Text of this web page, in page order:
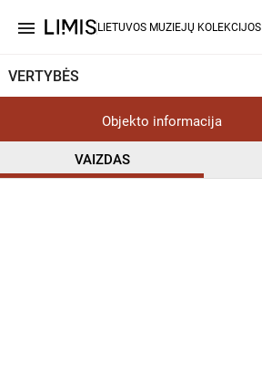
menu LIETUVOS MUZIEJŲ KOLEKCIJOS
VERTYBĖS
Objekto informacija
VAIZDAS
CC BY help_outline